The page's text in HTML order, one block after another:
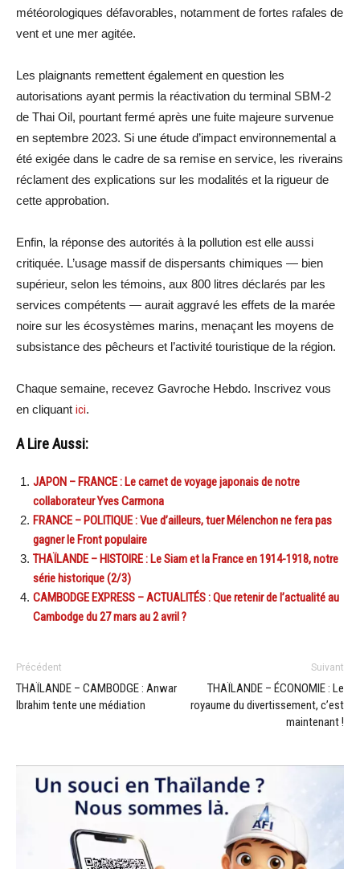
météorologiques défavorables, notamment de fortes rafales de
vent et une mer agitée.
Les plaignants remettent également en question les
autorisations ayant permis la réactivation du terminal SBM-2
de Thai Oil, pourtant fermé après une fuite majeure survenue
en septembre 2023. Si une étude d’impact environnemental a
été exigée dans le cadre de sa remise en service, les riverains
réclament des explications sur les modalités et la rigueur de
cette approbation.
Enfin, la réponse des autorités à la pollution est elle aussi
critiquée. L’usage massif de dispersants chimiques — bien
supérieur, selon les témoins, aux 800 litres déclarés par les
services compétents — aurait aggravé les effets de la marée
noire sur les écosystèmes marins, menaçant les moyens de
subsistance des pêcheurs et l’activité touristique de la région.
Chaque semaine, recevez Gavroche Hebdo. Inscrivez vous
en cliquant ici.
A Lire Aussi:
JAPON – FRANCE : Le carnet de voyage japonais de notre
collaborateur Yves Carmona
FRANCE – POLITIQUE : Vue d’ailleurs, tuer Mélenchon ne fera pas
gagner le Front populaire
THAÏLANDE – HISTOIRE : Le Siam et la France en 1914-1918, notre
série historique (2/3)
CAMBODGE EXPRESS – ACTUALITÉS : Que retenir de l’actualité au
Cambodge du 27 mars au 2 avril ?
Précédent
THAÏLANDE – CAMBODGE : Anwar
Ibrahim tente une médiation
Suivant
THAÏLANDE – ÉCONOMIE : Le
royaume du divertissement, c’est
maintenant !